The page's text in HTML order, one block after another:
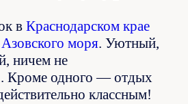
вКраснодарском крае
Азовского моря. Уютный,
ничем не
Кроме одного — отдых
классным!